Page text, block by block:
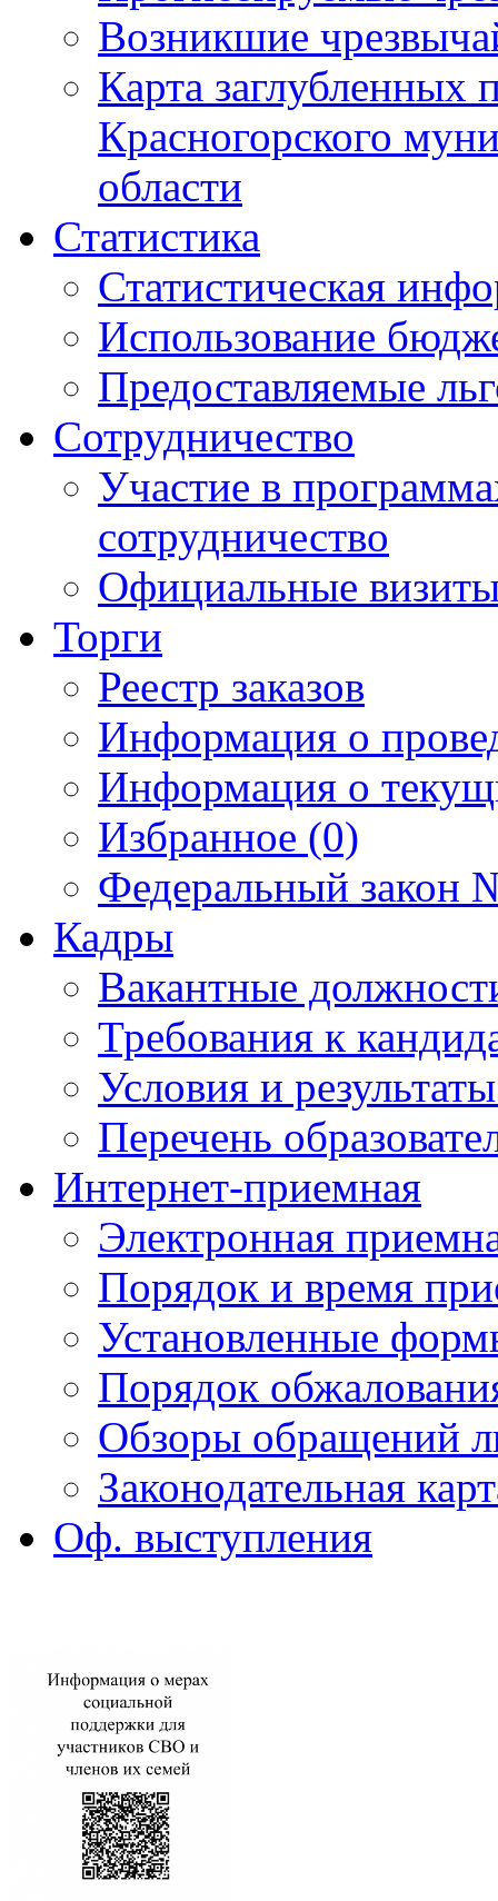
Возникшие
Карта
Красногорского
области
Статистика
Статистическая
Использование
Предоставляемые
Сотрудничество
Участие в
сотрудничество
Официальные
Торги
Реестр заказов
Информация о
Информация о
Избранное (0)
Федеральный закон
Кадры
Вакантные
Требования к
Условия и
Перечень
Интернет-приемная
Электронная
Порядок и время
Установленные
Порядок
Обзоры обращений
Законодательная
Оф. выступления